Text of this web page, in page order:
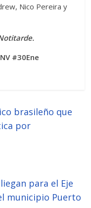
Nico Pereira y
#30Ene
brasileño que
por
para el Eje
municipio Puerto